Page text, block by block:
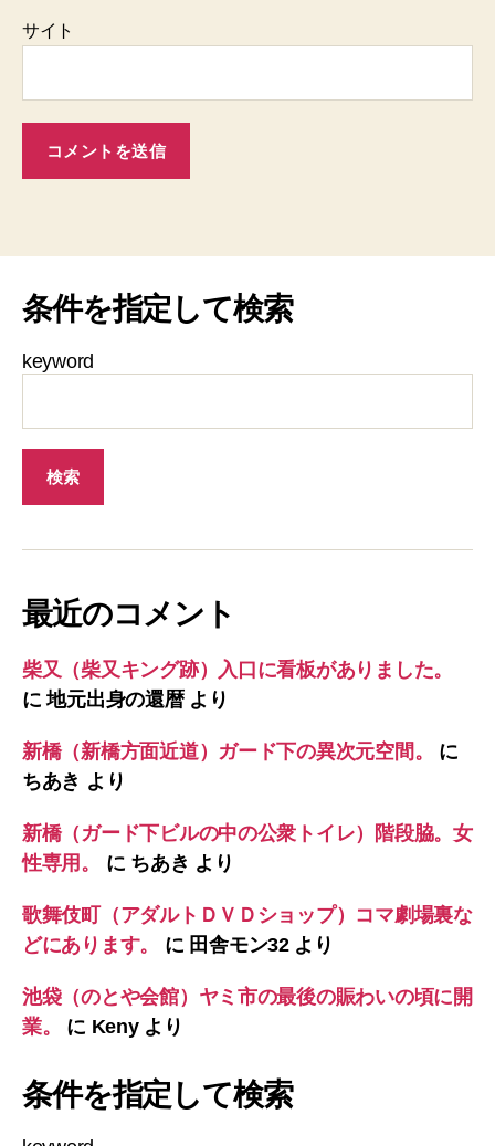
サイト
条件を指定して検索
keyword
最近のコメント
柴又（柴又キング跡）入口に看板がありました。
に地元出身の還暦より
新橋（新橋方面近道）ガード下の異次元空間。
に
ちあき より
新橋（ガード下ビルの中の公衆トイレ）階段脇。女
性専用。
に ちあき より
歌舞伎町（アダルトＤＶＤショップ）コマ劇場裏な
どにあります。
に 田舎モン32より
池袋（のとや会館）ヤミ市の最後の賑わいの頃に開
業。
に Kenyより
条件を指定して検索